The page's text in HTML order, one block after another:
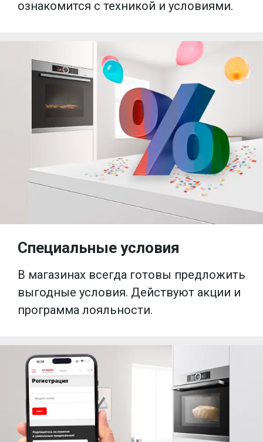
ознакомится с техникой и условиями.
Специальные условия
В магазинах всегда готовы предложить
выгодные условия. Действуют акции и
программа лояльности.